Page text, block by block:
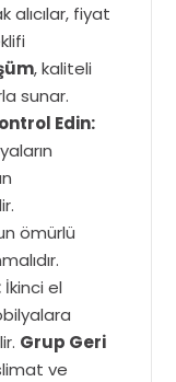
alıcılar, fiyat
, kaliteli
sunar.
Edin:
ömürlü
İkinci el
Grup Geri
ve